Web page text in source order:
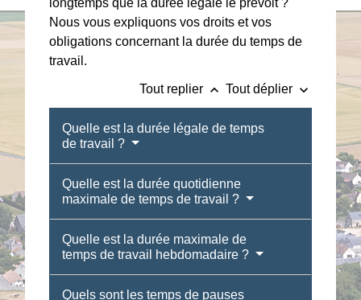
Nous vous expliquons vos droits et vos
obligations concernant la durée du temps de
travail.
Tout replier keyboard_arrow_up Tout déplier keyboard_arrow_down
Quelle est la durée légale de temps
de travail ?
Quelle est la durée quotidienne
maximale de temps de travail ?
Quelle est la durée maximale de
temps de travail hebdomadaire ?
Quels sont les temps de pauses